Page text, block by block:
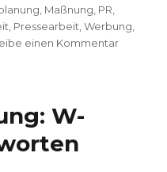
Maßnung PR
Pressearbeit ,Werbung
einen Kommentarzu
W-